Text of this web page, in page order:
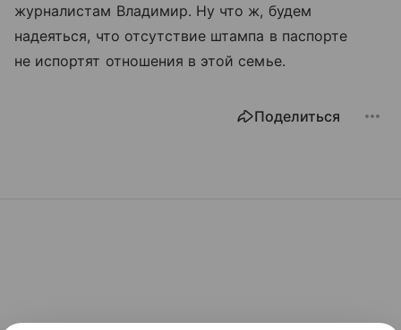
журналистам Владимир. Ну что ж, будем
надеяться, что отсутствие штампа в паспорте
не испортят отношения в этой семье.
Поделиться